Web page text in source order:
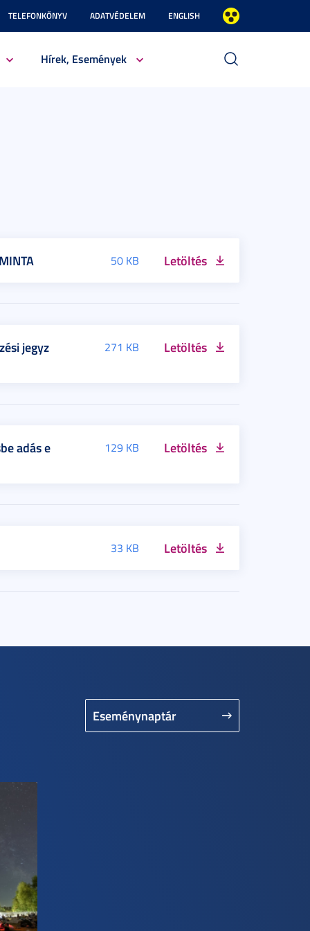
TELEFONKÖNYV ADATVÉDELEM ENGLISH
Hírek, Események
50 KB Letöltés
jegyz 271 KB Letöltés
adás e 129 KB Letöltés
33 KB Letöltés
Eseménynaptár